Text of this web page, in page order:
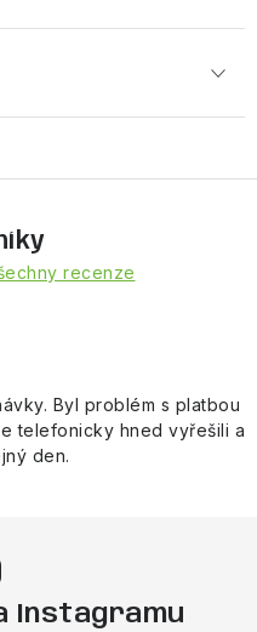
recenze
Byl problém s platbou
telefonicky hned vyřešili a
den.
Instagramu